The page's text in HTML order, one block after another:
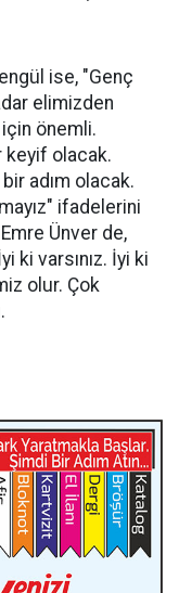
ise, "Genç
elimizden
önemli.
keyif olacak.
adım olacak.
ifadelerini
Ünver de,
ki varsınız. İyi ki
olur. Çok